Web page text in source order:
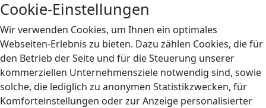
Cookie-Einstellungen
Wir verwenden Cookies, um Ihnen ein optimales
Webseiten-Erlebnis zu bieten. Dazu zählen Cookies, die für
den Betrieb der Seite und für die Steuerung unserer
kommerziellen Unternehmensziele notwendig sind, sowie
solche, die lediglich zu anonymen Statistikzwecken, für
Komforteinstellungen oder zur Anzeige personalisierter